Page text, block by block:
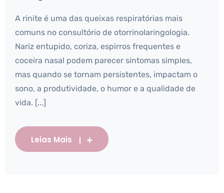
A rinite é uma das queixas respiratórias mais
comuns no consultório de otorrinolaringologia.
Nariz entupido, coriza, espirros frequentes e
coceira nasal podem parecer sintomas simples,
mas quando se tornam persistentes, impactam o
sono, a produtividade, o humor e a qualidade de
vida. [...]
Leias Mais